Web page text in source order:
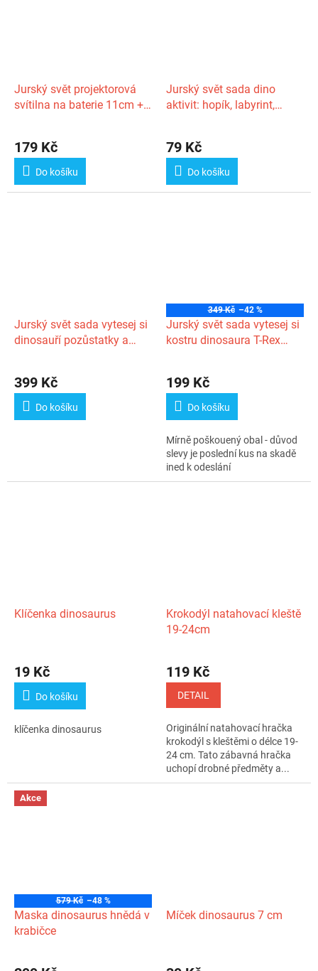
Jurský svět projektorová
svítilna na baterie 11cm +
179 Kč
Do košíku
Jurský svět sada dino
aktivit: hopík, labyrint,
79 Kč
Do košíku
Jurský svět sada vytesej si
dinosauří pozůstatky a
399 Kč
Do košíku
349 Kč –42 %
Jurský svět sada vytesej si
kostru dinosaura T-Rex
199 Kč
Do košíku
Mírně poškouený obal - důvod
slevy je poslední kus na skadě
ined k odeslání
Klíčenka dinosaurus
19 Kč
Do košíku
klíčenka dinosaurus
Krokodýl natahovací kleště
19-24cm
119 Kč
DETAIL
Originální natahovací hračka
krokodýl s kleštěmi o délce 19-
24 cm. Tato zábavná hračka
uchopí drobné předměty a...
Akce
579 Kč –48 %
Maska dinosaurus hnědá v
krabičce
Míček dinosaurus 7 cm